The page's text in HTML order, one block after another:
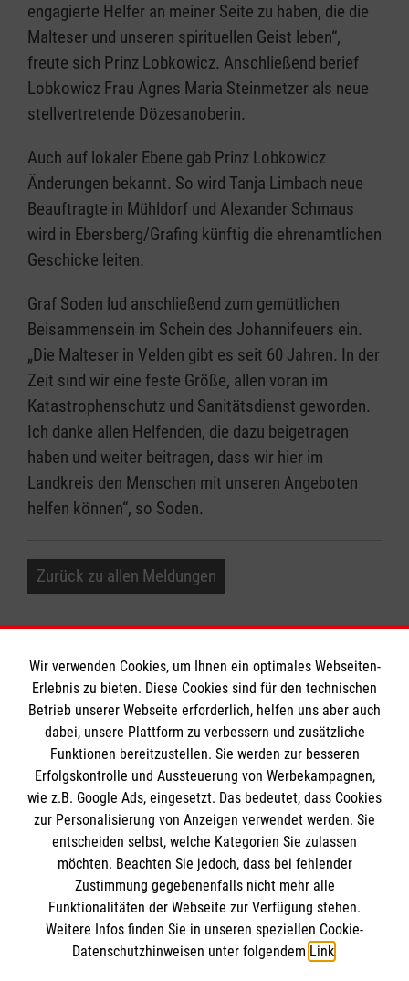
engagierte Helfer an meiner Seite zu haben, die die
Malteser und unseren spirituellen Geist leben“,
freute sich Prinz Lobkowicz. Anschließend berief
Lobkowicz Frau Agnes Maria Steinmetzer als neue
stellvertretende Dözesanoberin.
Auch auf lokaler Ebene gab Prinz Lobkowicz
Änderungen bekannt. So wird Tanja Limbach neue
Beauftragte in Mühldorf und Alexander Schmaus
wird in Ebersberg/Grafing künftig die ehrenamtlichen
Geschicke leiten.
Graf Soden lud anschließend zum gemütlichen
Beisammensein im Schein des Johannifeuers ein.
„Die Malteser in Velden gibt es seit 60 Jahren. In der
Zeit sind wir eine feste Größe, allen voran im
Katastrophenschutz und Sanitätsdienst geworden.
Ich danke allen Helfenden, die dazu beigetragen
haben und weiter beitragen, dass wir hier im
Landkreis den Menschen mit unseren Angeboten
helfen können“, so Soden.
Zurück zu allen Meldungen
Informationen
Impressum
Datenschutz
Kontakt
Barrierefreiheit
Die Malteser
Malteser in Deutschland
Malteserorden
Sharepoint
Spendenkonto
Wir verwenden Cookies, um Ihnen ein optimales Webseiten-
Erlebnis zu bieten. Diese Cookies sind für den technischen
Betrieb unserer Webseite erforderlich, helfen uns aber auch
dabei, unsere Plattform zu verbessern und zusätzliche
Funktionen bereitzustellen. Sie werden zur besseren
Erfolgskontrolle und Aussteuerung von Werbekampagnen,
wie z.B. Google Ads, eingesetzt. Das bedeutet, dass Cookies
zur Personalisierung von Anzeigen verwendet werden. Sie
entscheiden selbst, welche Kategorien Sie zulassen
möchten. Beachten Sie jedoch, dass bei fehlender
Zustimmung gegebenenfalls nicht mehr alle
Funktionalitäten der Webseite zur Verfügung stehen.
Weitere Infos finden Sie in unseren speziellen Cookie-
Datenschutzhinweisen unter folgendem Link.